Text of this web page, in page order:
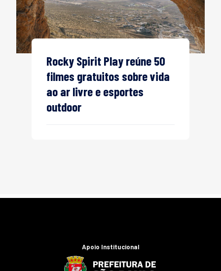
Rocky Spirit Play reúne 50
filmes gratuitos sobre vida
ao ar livre e esportes
outdoor
Apoio Institucional